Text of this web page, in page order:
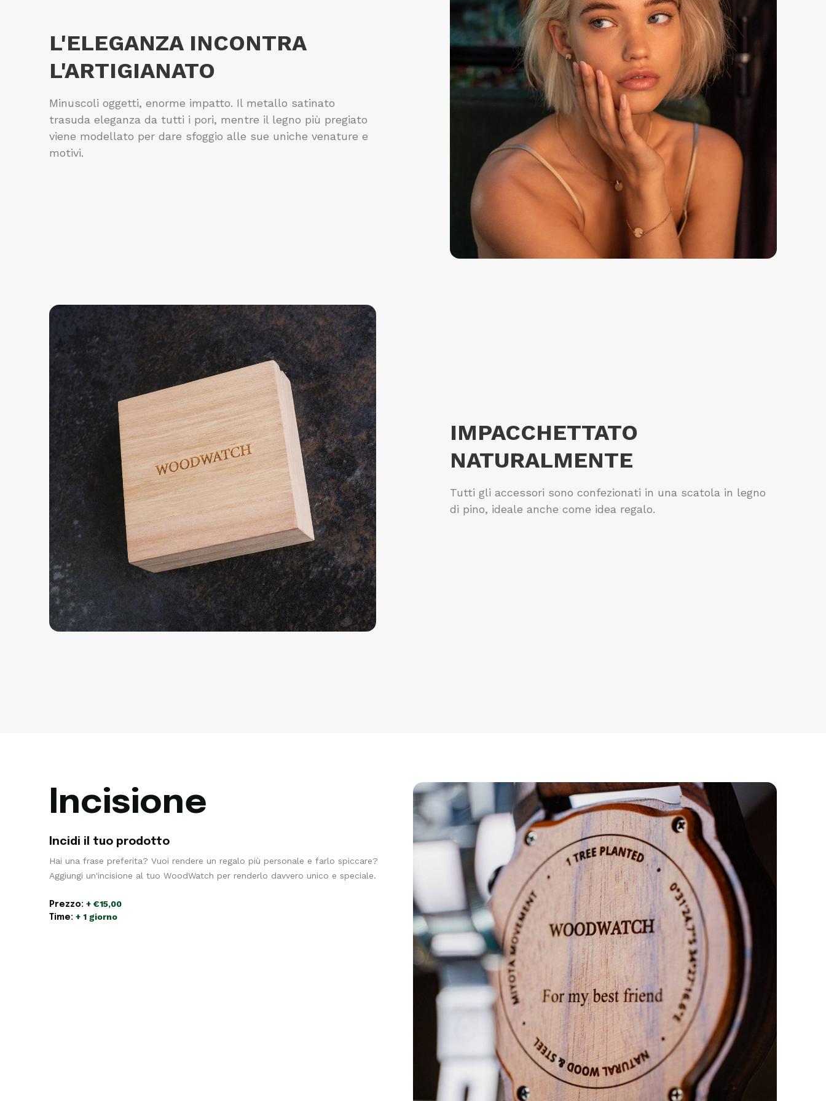
Abbiamo una politica di reso di 30 giorni, quindi puoi
provare l'orologio e restituirlo se non ti piace.
L'ELEGANZA INCONTRA
L'ARTIGIANATO
Minuscoli oggetti, enorme impatto. Il metallo satinato
trasuda eleganza da tutti i pori, mentre il legno più pregiato
viene modellato per dare sfoggio alle sue uniche venature e
motivi.
IMPACCHETTATO
NATURALMENTE
Tutti gli accessori sono confezionati in una scatola in legno
di pino, ideale anche come idea regalo.
Incisione
Incidi il tuo prodotto
Hai una frase preferita? Vuoi rendere un regalo più personale e farlo spiccare?
Aggiungi un'incisione al tuo WoodWatch per renderlo davvero unico e speciale.
Prezzo: + €15,00
Time: + 1 giorno